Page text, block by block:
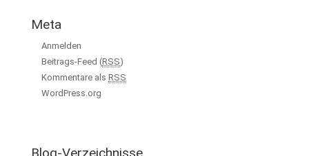
Meta
Anmelden
Beitrags-Feed (RSS)
Kommentare als RSS
WordPress.org
Blog-Verzeichnisse